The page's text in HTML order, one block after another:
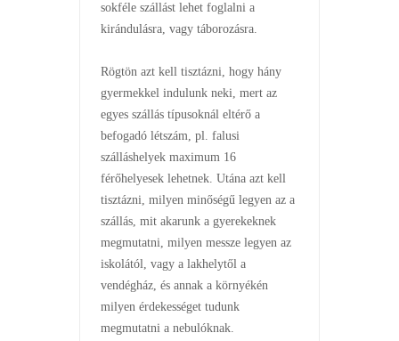
sokféle szállást lehet foglalni a
kirándulásra, vagy táborozásra.
Rögtön azt kell tisztázni, hogy hány
gyermekkel indulunk neki, mert az
egyes szállás típusoknál eltérő a
befogadó létszám, pl. falusi
szálláshelyek maximum 16
férőhelyesek lehetnek. Utána azt kell
tisztázni, milyen minőségű legyen az a
szállás, mit akarunk a gyerekeknek
megmutatni, milyen messze legyen az
iskolától, vagy a lakhelytől a
vendégház, és annak a környékén
milyen érdekességet tudunk
megmutatni a nebulóknak.